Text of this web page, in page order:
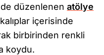
düzenlenen atölye
içerisinde
birbirinden renkli
koydu.